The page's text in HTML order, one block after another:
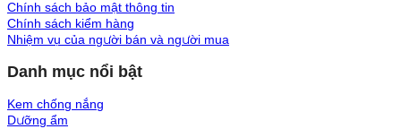
Chính sách bảo mật thông tin
Chính sách kiểm hàng
Nhiệm vụ của người bán và người mua
Danh mục nổi bật
Kem chống nắng
Dưỡng ẩm